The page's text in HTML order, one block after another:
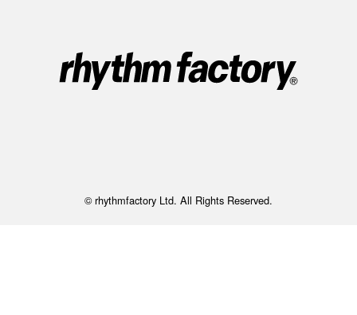
© rhythmfactory Ltd. All Rights Reserved.